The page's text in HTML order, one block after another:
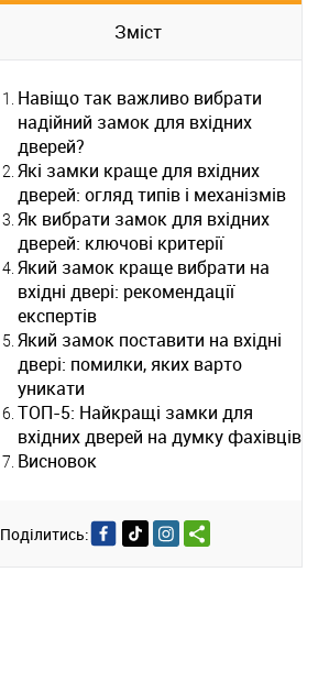
Зміст
Навіщо так важливо вибрати
надійний замок для вхідних
дверей?
Які замки краще для вхідних
дверей: огляд типів і механізмів
Як вибрати замок для вхідних
дверей: ключові критерії
Який замок краще вибрати на
вхідні двері: рекомендації
експертів
Який замок поставити на вхідні
двері: помилки, яких варто
уникати
ТОП-5: Найкращі замки для
вхідних дверей на думку фахівців
Висновок
Поділитись: